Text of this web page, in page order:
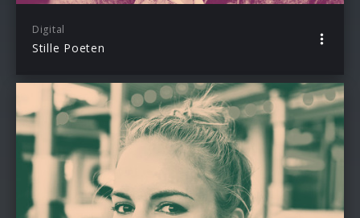
Digital
Stille Poeten